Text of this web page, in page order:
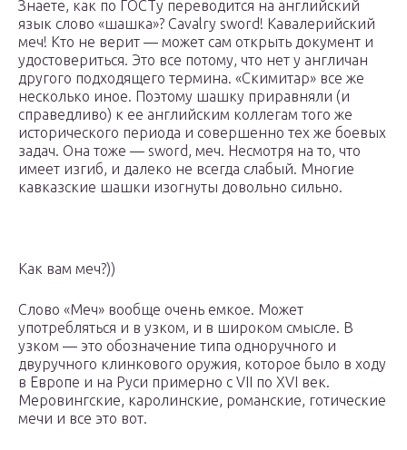
Знаете, как по ГОСТу переводится на английский
язык слово «шашка»? Cavalry sword! Кавалерийский
меч! Кто не верит — может сам открыть документ и
удостовериться. Это все потому, что нет у англичан
другого подходящего термина. «Скимитар» все же
несколько иное. Поэтому шашку приравняли (и
справедливо) к ее английским коллегам того же
исторического периода и совершенно тех же боевых
задач. Она тоже — sword, меч. Несмотря на то, что
имеет изгиб, и далеко не всегда слабый. Многие
кавказские шашки изогнуты довольно сильно.
Как вам меч?))
Слово «Меч» вообще очень емкое. Может
употребляться и в узком, и в широком смысле. В
узком — это обозначение типа одноручного и
двуручного клинкового оружия, которое было в ходу
в Европе и на Руси примерно с VII по XVI век.
Меровингские, каролинские, романские, готические
мечи и все это вот.